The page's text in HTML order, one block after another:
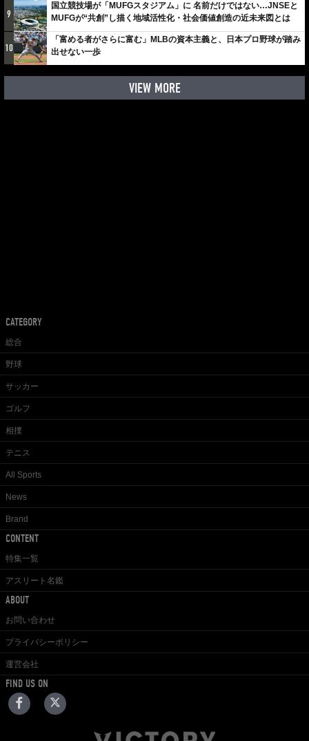
9
国立競技場が「MUFGスタジアム」に 名前だけではない…JNSEと
MUFGが“共創”し描く地域活性化・社会価値創造の近未来図とは
10
「富める者がさらに富む」MLBの資本主義と、日本プロ野球が踏み
出せない一歩
VIEW MORE
CATEGORY
総合
野球
サッカー
ゴルフ
相撲
テニス
All Sports
News
Brand
CONTENT
特集一覧
アスリート名鑑
ABOUT
お問い合わせ
プライバシーポリシー
運営会社
FIND US ON